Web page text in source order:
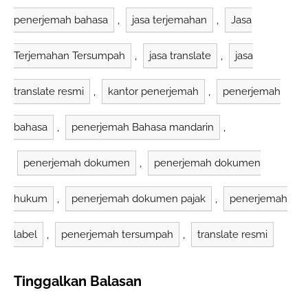
makanan, atau proses
hukum, terjemahan
resmi yang sah
menjadi syarat mutlak
dan disinilah peran
Jasa Penerjemah
Tersumpah Dokumen…
penerjemah bahasa , jasa terjemahan , Jasa
Terjemahan Tersumpah , jasa translate , jasa
translate resmi , kantor penerjemah , penerjemah
bahasa , penerjemah Bahasa mandarin ,
penerjemah dokumen , penerjemah dokumen
hukum , penerjemah dokumen pajak , penerjemah
label , penerjemah tersumpah , translate resmi
Tinggalkan Balasan